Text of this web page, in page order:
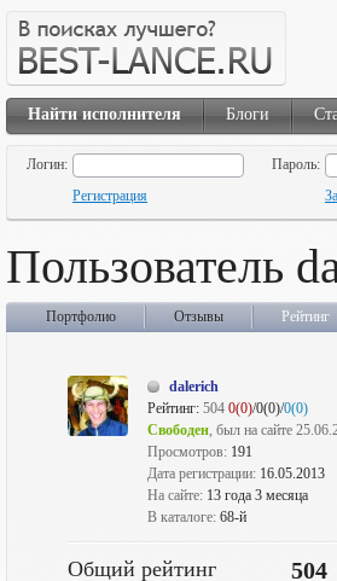
Найти исполнителя Блоги
Логин:
Пароль:
Регистрация
Пользователь
Портфолио Отзывы Рейтинг
dalerich
Рейтинг: 504 0(0)/0(0)/0(0)
Свободен, был на сайте
Просмотров: 191
Дата регистрации: 16.05.2013
На сайте: 13 года 3 месяца
В каталоге: 68-й
Общий рейтинг 504